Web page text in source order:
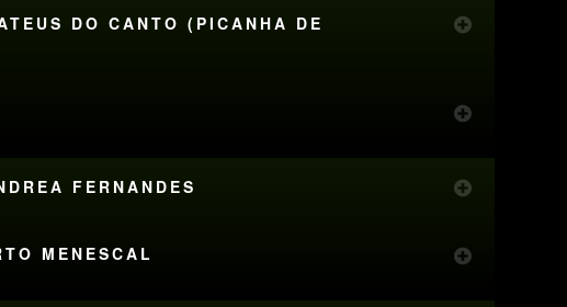
DO CANTO (PICANHA DE
FERNANDES
MENESCAL